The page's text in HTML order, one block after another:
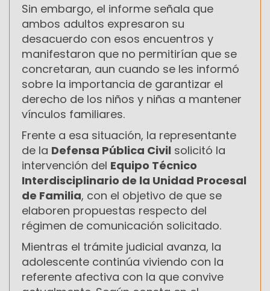
Sin embargo, el informe señala que
ambos adultos expresaron su
desacuerdo con esos encuentros y
manifestaron que no permitirían que se
concretaran, aun cuando se les informó
sobre la importancia de garantizar el
derecho de los niños y niñas a mantener
vínculos familiares.
Frente a esa situación, la representante
de la Defensa Pública Civil solicitó la
intervención del Equipo Técnico
Interdisciplinario de la Unidad Procesal
de Familia, con el objetivo de que se
elaboren propuestas respecto del
régimen de comunicación solicitado.
Mientras el trámite judicial avanza, la
adolescente continúa viviendo con la
referente afectiva con la que convive